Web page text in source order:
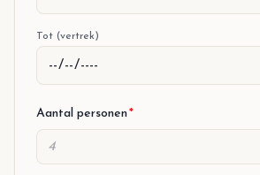
Tot (vertrek)
Aantal personen*